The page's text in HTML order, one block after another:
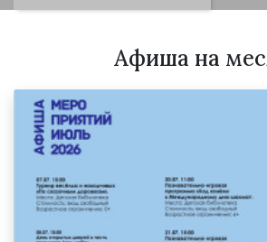
Афиша на